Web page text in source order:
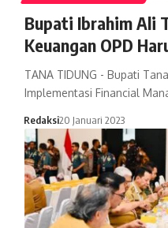
Bupati Ibrahim Ali
Keuangan OPD
TANA TIDUNG - Bupati
Implementasi Financial
Redaksi20 Januari 2023